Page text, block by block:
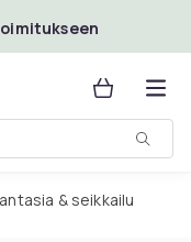
Fantasia & seikkailu